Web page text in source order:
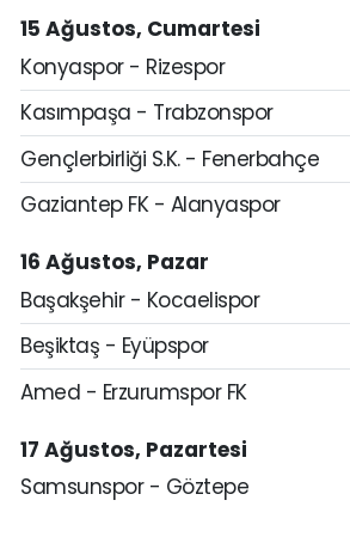
15 Ağustos, Cumartesi
Konyaspor - Rizespor
Kasımpaşa - Trabzonspor
Gençlerbirliği S.K. - Fenerbahçe
Gaziantep FK - Alanyaspor
16 Ağustos, Pazar
Başakşehir - Kocaelispor
Beşiktaş - Eyüpspor
Amed - Erzurumspor FK
17 Ağustos, Pazartesi
Samsunspor - Göztepe